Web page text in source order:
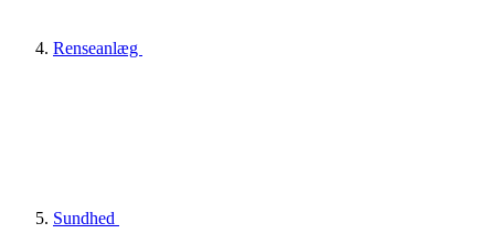
Renseanlæg
Sundhed